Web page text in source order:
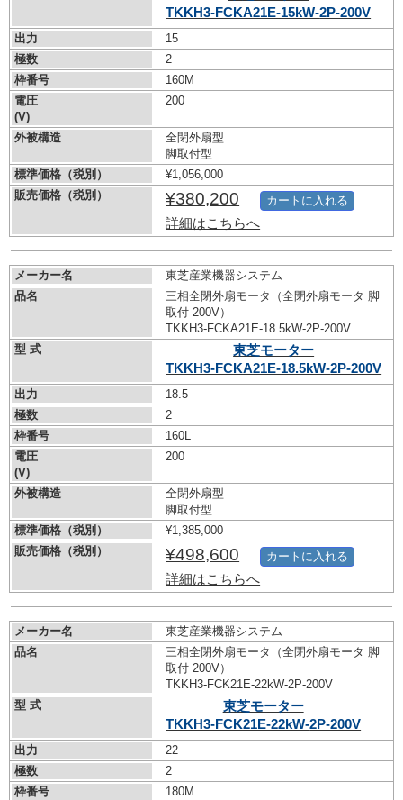
TKKH3-FCKA21E-15kW-2P-200V
出力
15
極数
2
枠番号
160M
電圧
(V)
200
外被構造
全閉外扇型
脚取付型
標準価格（税別）
¥1,056,000
販売価格（税別）
¥380,200
詳細はこちらへ
カートに入れる
メーカー名
東芝産業機器システム
品名
三相全閉外扇モータ（全閉外扇モータ 脚
取付 200V）
TKKH3-FCKA21E-18.5kW-2P-200V
型 式
東芝モーター
TKKH3-FCKA21E-18.5kW-2P-200V
出力
18.5
極数
2
枠番号
160L
電圧
(V)
200
外被構造
全閉外扇型
脚取付型
標準価格（税別）
¥1,385,000
販売価格（税別）
¥498,600
詳細はこちらへ
カートに入れる
メーカー名
東芝産業機器システム
品名
三相全閉外扇モータ（全閉外扇モータ 脚
取付 200V）
TKKH3-FCK21E-22kW-2P-200V
型 式
東芝モーター
TKKH3-FCK21E-22kW-2P-200V
出力
22
極数
2
枠番号
180M